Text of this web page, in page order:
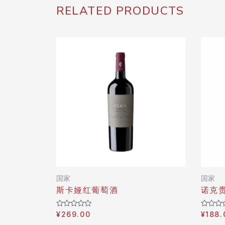
RELATED PRODUCTS
国家
斯卡娅红葡萄酒
Rated
¥269.00
国家
诺克
Rated
¥